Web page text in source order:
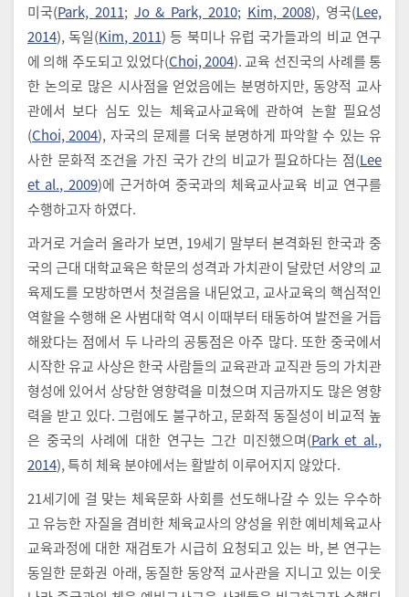
미국(Park, 2011; Jo & Park, 2010; Kim, 2008), 영국(Lee,
2014), 독일(Kim, 2011) 등 북미나 유럽 국가들과의 비교 연구
에 의해 주도되고 있었다(Choi, 2004). 교육 선진국의 사례를 통
한 논의로 많은 시사점을 얻었음에는 분명하지만, 동양적 교사
관에서 보다 심도 있는 체육교사교육에 관하여 논할 필요성
(Choi, 2004), 자국의 문제를 더욱 분명하게 파악할 수 있는 유
사한 문화적 조건을 가진 국가 간의 비교가 필요하다는 점(Lee
et al., 2009)에 근거하여 중국과의 체육교사교육 비교 연구를
수행하고자 하였다.
과거로 거슬러 올라가 보면, 19세기 말부터 본격화된 한국과 중
국의 근대 대학교육은 학문의 성격과 가치관이 달랐던 서양의 교
육제도를 모방하면서 첫걸음을 내딛었고, 교사교육의 핵심적인
역할을 수행해 온 사범대학 역시 이때부터 태동하여 발전을 거듭
해왔다는 점에서 두 나라의 공통점은 아주 많다. 또한 중국에서
시작한 유교 사상은 한국 사람들의 교육관과 교직관 등의 가치관
형성에 있어서 상당한 영향력을 미쳤으며 지금까지도 많은 영향
력을 받고 있다. 그럼에도 불구하고, 문화적 동질성이 비교적 높
은 중국의 사례에 대한 연구는 그간 미진했으며(Park et al.,
2014), 특히 체육 분야에서는 활발히 이루어지지 않았다.
21세기에 걸 맞는 체육문화 사회를 선도해나갈 수 있는 우수하
고 유능한 자질을 겸비한 체육교사의 양성을 위한 예비체육교사
교육과정에 대한 재검토가 시급히 요청되고 있는 바, 본 연구는
동일한 문화권 아래, 동질한 동양적 교사관을 지니고 있는 이웃